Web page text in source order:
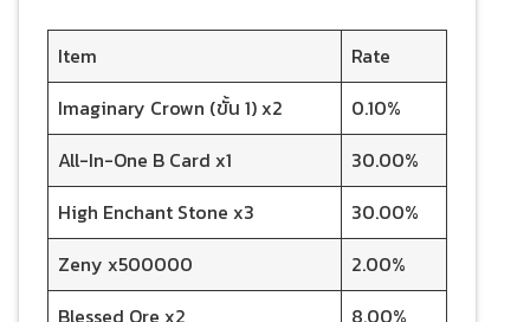
Item
Rate
Imaginary Crown (ขั้น 1) x2
0.10%
All-In-One B Card x1
30.00%
High Enchant Stone x3
30.00%
Zeny x500000
2.00%
Blessed Ore x2
8.00%